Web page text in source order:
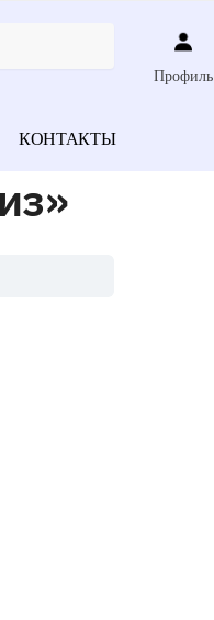
Профиль
КОНТАКТЫ